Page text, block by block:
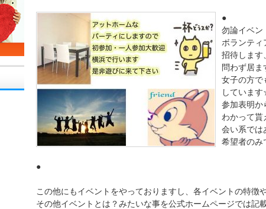
●
勿論イベン
ボランティ
招待します
問わず居ま
女子の方で
していま
参加表明か
わかって貰
会い系では
希望者の
●
この他にもイベントをやっておりますし、各イベントの特徴
その他イベントとは？みたいな事を公式ホームページでは記